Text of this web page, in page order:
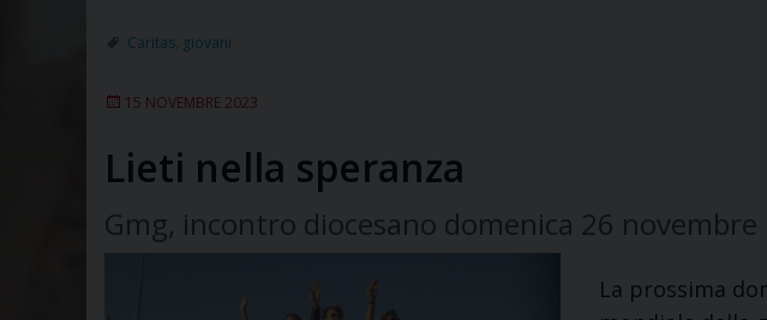
Caritas giovani
15 NOVEMBRE 2023
Lieti nella speranza
Gmg, incontro diocesano domenica 26
La prossima